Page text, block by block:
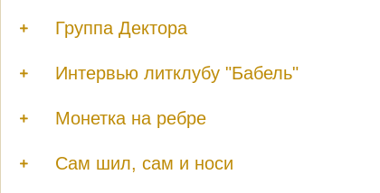
Группа Дектора
Интервью литклубу "Бабель"
Монетка на ребре
Сам шил, сам и носи